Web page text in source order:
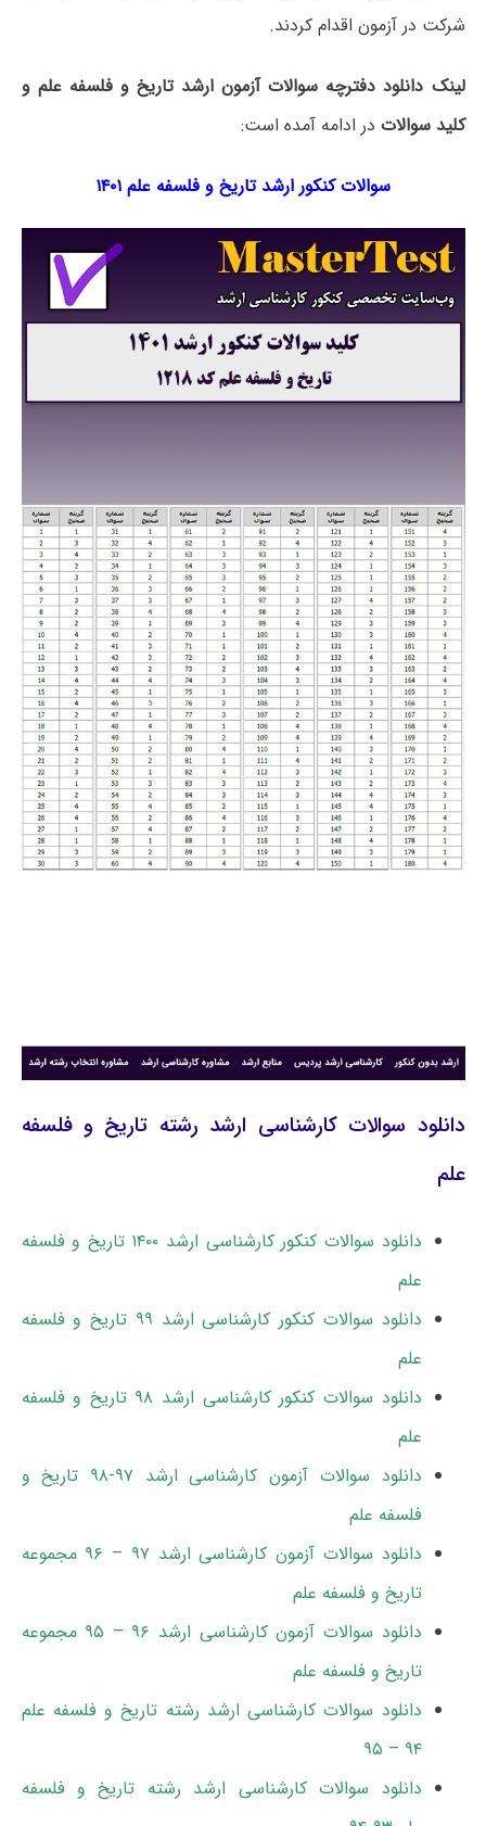
شرکت در آزمون اقدام کردند.
لینک دانلود دفترچه سوالات آزمون ارشد تاریخ و فلسفه علم و
کلید سوالات در ادامه آمده است:
سوالات کنکور ارشد تاریخ و فلسفه علم ۱۴۰۱
دانلود سوالات کارشناسی ارشد رشته تاریخ و فلسفه
علم
دانلود سوالات کنکور کارشناسی ارشد ۱۴۰۰ تاریخ و فلسفه
علم
دانلود سوالات کنکور کارشناسی ارشد ۹۹ تاریخ و فلسفه
علم
دانلود سوالات کنکور کارشناسی ارشد ۹۸ تاریخ و فلسفه
علم
دانلود سوالات آزمون کارشناسی ارشد ۹۷-۹۸ تاریخ و
فلسفه علم
دانلود سوالات آزمون کارشناسی ارشد ۹۷ – ۹۶ مجموعه
تاریخ و فلسفه علم
دانلود سوالات آزمون کارشناسی ارشد ۹۶ – ۹۵ مجموعه
تاریخ و فلسفه علم
دانلود سوالات کارشناسی ارشد رشته تاریخ و فلسفه علم
۹۴ – ۹۵
دانلود سوالات کارشناسی ارشد رشته تاریخ و فلسفه